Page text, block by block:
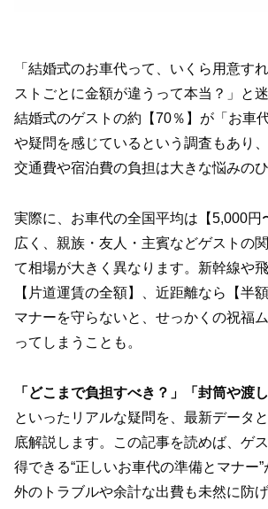
「結婚式のお車代って、いくら用意す
ストごとに金額が違うって本当？」と
結婚式のゲストの約【70％】が「お車
や疑問を感じているという調査もあり
交通費や宿泊費の負担は大きな悩みのひ
実際に、お車代の全国平均は【5,000円
広く、親族・友人・主賓などゲストの
て相場が大きく異なります。新幹線や
【片道運賃の全額】、近距離なら【半
マナーを守らないと、せっかくの祝福
ってしまうことも。
「どこまで負担すべき？」「封筒や渡
といったリアルな疑問を、最新データ
底解説します。この記事を読めば、ゲ
得できる“正しいお車代の準備とマナー
外のトラブルや余計な出費も未然に防げ